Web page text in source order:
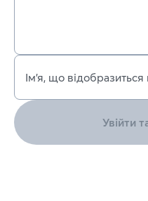
Ім’я, що відобразиться
Увійти